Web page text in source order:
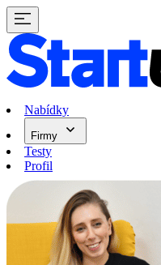
Nabídky
Firmy
Testy
Profil